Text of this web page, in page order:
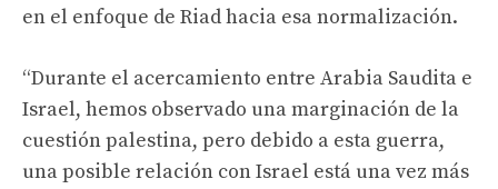
en el enfoque de Riad hacia esa normalización.
“Durante el acercamiento entre Arabia Saudita e
Israel, hemos observado una marginación de la
cuestión palestina, pero debido a esta guerra,
una posible relación con Israel está una vez más